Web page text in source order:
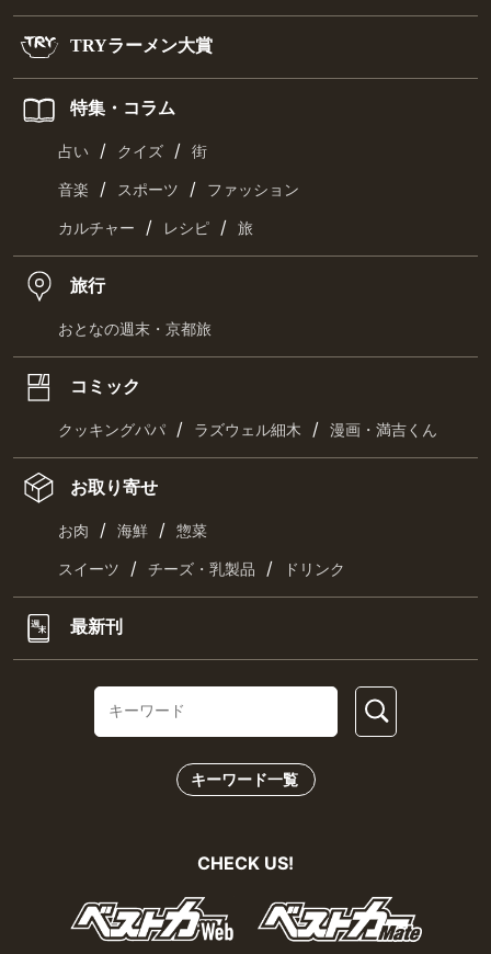
TRYラーメン大賞
特集・コラム
占い / クイズ / 街
音楽 / スポーツ / ファッション
カルチャー / レシピ / 旅
旅行
おとなの週末・京都旅
コミック
クッキングパパ / ラズウェル細木 / 漫画・満吉くん
お取り寄せ
お肉 / 海鮮 / 惣菜
スイーツ / チーズ・乳製品 / ドリンク
最新刊
キーワード一覧
CHECK US!